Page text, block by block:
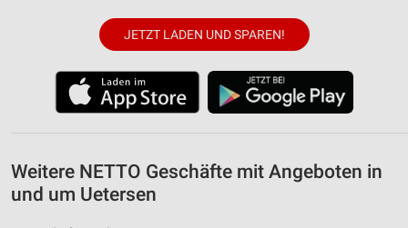
JETZT LADEN UND SPAREN!
Weitere NETTO Geschäfte mit Angeboten in
und um Uetersen
Speichern von oder Zugriff auf Informationen
auf einem Endgerät
Verwendung reduzierter Daten zur Auswahl von
Werbeanzeigen
Verwendung von Profilen zur Auswahl